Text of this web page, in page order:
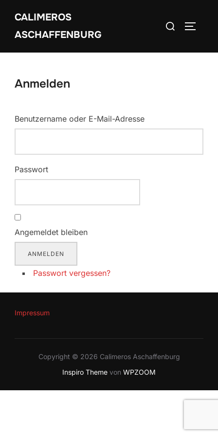
Inhalt
springen
CALIMEROS
ASCHAFFENBURG
Suchen
Anmelden
Benutzername oder E-Mail-Adresse
Passwort
Angemeldet bleiben
ANMELDEN
Passwort vergessen?
Impressum
Copyright © 2026 Calimeros Aschaffenburg
Inspiro Theme von WPZOOM